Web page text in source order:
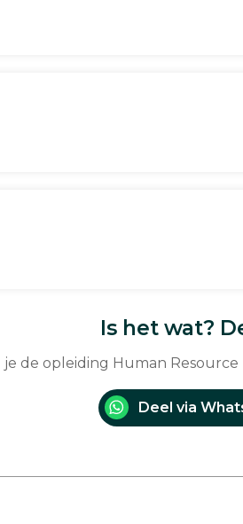
Is het wat?
je de opleiding Human
Deel via